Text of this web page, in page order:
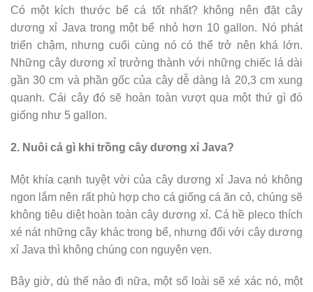
Có một kích thước bể cá tốt nhất? không nên đặt cây
dương xỉ Java trong một bể nhỏ hơn 10 gallon. Nó phát
triển chậm, nhưng cuối cùng nó có thể trở nên khá lớn.
Những cây dương xỉ trưởng thành với những chiếc lá dài
gần 30 cm và phần gốc của cây dễ dàng là 20,3 cm xung
quanh. Cái cây đó sẽ hoàn toàn vượt qua một thứ gì đó
giống như 5 gallon.
2. Nuôi cá gì khi trồng cây dương xỉ Java?
Một khía cạnh tuyệt vời của cây dương xỉ Java nó không
ngon lắm nên rất phù hợp cho cá giống cá ăn cỏ, chúng sẽ
không tiêu diệt hoàn toàn cây dương xỉ. Cá hề pleco thích
xé nát những cây khác trong bể, nhưng đối với cây dương
xỉ Java thì không chúng con nguyên vẹn.
Bây giờ, dù thế nào đi nữa, một số loài sẽ xé xác nó, một